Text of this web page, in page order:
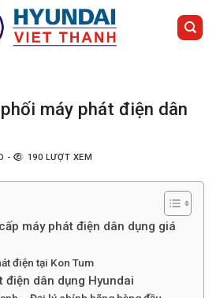
máy phát điện dân
- 190 LƯỢT XEM
máy phát điện dân dụng giá
điện tại Kon Tum
điện dân dụng Hyundai